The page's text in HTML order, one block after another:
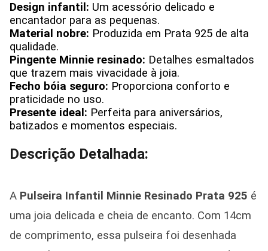
Design infantil: Um acessório delicado e
encantador para as pequenas.
Material nobre: Produzida em Prata 925 de alta
qualidade.
Pingente Minnie resinado: Detalhes esmaltados
que trazem mais vivacidade à joia.
Fecho bóia seguro: Proporciona conforto e
praticidade no uso.
Presente ideal: Perfeita para aniversários,
batizados e momentos especiais.
Descrição Detalhada:
A Pulseira Infantil Minnie Resinado Prata 925 é
uma joia delicada e cheia de encanto. Com 14cm
de comprimento, essa pulseira foi desenhada